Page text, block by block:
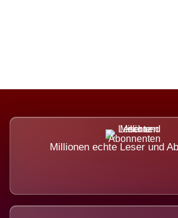
Millionen echte Leser und